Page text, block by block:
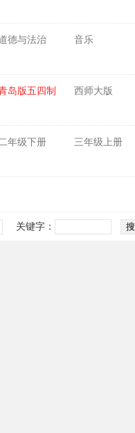
德与法治
音乐
岛版五四制
西师大版
年级下册
三年级上册
关键字：